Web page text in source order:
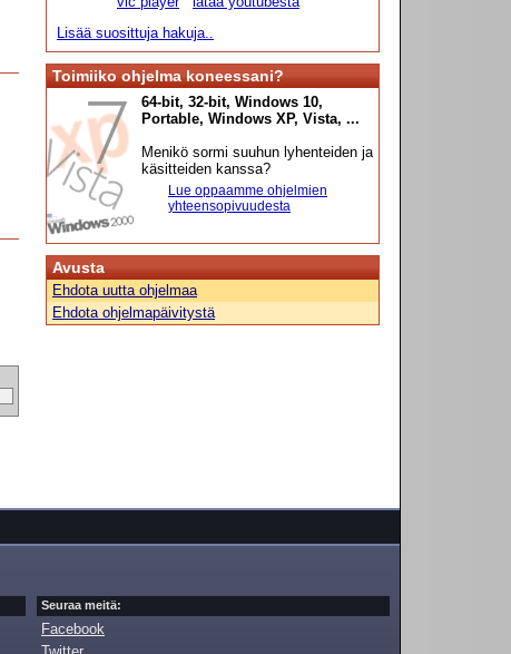
Lisää suosittuja hakuja..
Toimiiko ohjelma koneessani?
64-bit, 32-bit, Windows 10,
Portable, Windows XP, Vista, ...
Menikö sormi suuhun lyhenteiden ja
käsitteiden kanssa?
Lue oppaamme ohjelmien
yhteensopivuudesta
Avusta
Ehdota uutta ohjelmaa
Ehdota ohjelmapäivitystä
Seuraa meitä:
Facebook